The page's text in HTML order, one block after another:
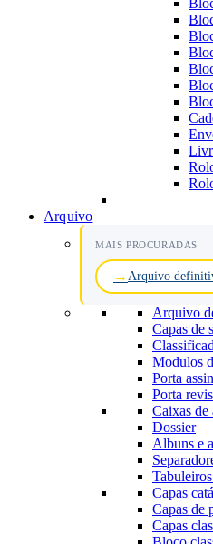
Arquivo
MAIS PROCURADAS
Arquivo
Arquivo
Capas de
Modulos
Porta
Porta
Caixas de
Dossier
Albuns e
Capas
Capas de
Capas